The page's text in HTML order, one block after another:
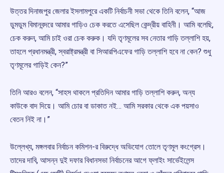
উত্তর দিনাজপুর জেলার ইসলামপুরে একটি নির্বাচনী সভা থেকে তিনি বলেন, “আজ
ডুমডুম বিমানবন্দরে আমার গাড়িও চেক করতে এসেছিল কেন্দ্রীয় বাহিনী। আমি বলেছি,
চেক করুন, আমি চাই ওরা চেক করুক। যদি তৃণমূলের সব নেতার গাড়ি তল্লাশি হয়,
তাহলে প্রধানমন্ত্রী, স্বরাষ্ট্রমন্ত্রী বা সিআরপিএফের গাড়ি তল্লাশি হবে না কেন? শুধু
তৃণমূলের গাড়িই কেন?”
তিনি আরও বলেন, “সাহস থাকলে প্রতিদিন আমার গাড়ি তল্লাশি করুন, অন্য
কাউকে বাদ দিয়ে। আমি চোর বা ডাকাত নই… আমি সরকার থেকে এক পয়সাও
বেতন নিই না।”
উল্লেখ্য, মঙ্গলবার নির্বাচন কমিশন-র বিরুদ্ধে অভিযোগ তোলে তৃণমূল কংগ্রেস।
তাদের দাবি, আসন্ন দুই দফার বিধানসভা নির্বাচনের আগে ফ্লাইং সার্ভেইলেন্স